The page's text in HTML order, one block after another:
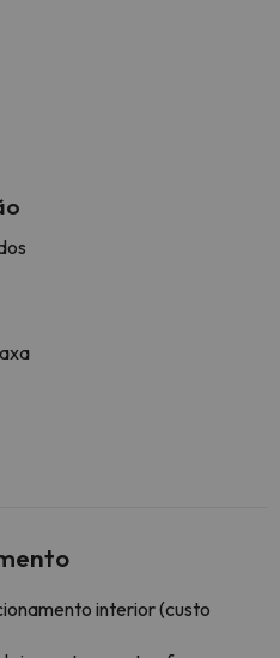
interior (custo